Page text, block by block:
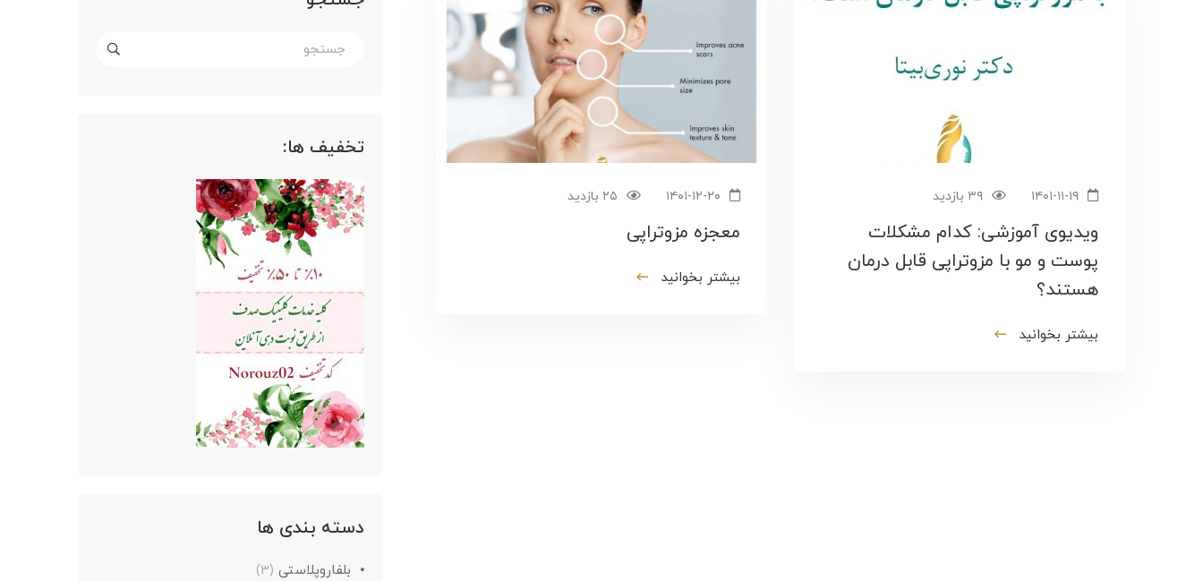
۲۵ بازدید
معجزه مزوتراپی
بیشتر بخوانید
۳۹ بازدید
ویدیوی آموزشی: کدام مشکلات
پوست و مو با مزوتراپی قابل درمان
هستند؟
بیشتر بخوانید
تخفیف ها:
دسته بندی ها
بلفاروپلاستی (۳)